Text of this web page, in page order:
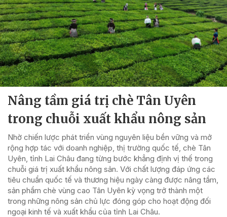
Nâng tầm giá trị chè Tân Uyên
trong chuỗi xuất khẩu nông sản
Nhờ chiến lược phát triển vùng nguyên liệu bền vững và mở
rộng hợp tác với doanh nghiệp, thị trường quốc tế, chè Tân
Uyên, tỉnh Lai Châu đang từng bước khẳng định vị thế trong
chuỗi giá trị xuất khẩu nông sản. Với chất lượng đáp ứng các
tiêu chuẩn quốc tế và thương hiệu ngày càng được nâng tầm,
sản phẩm chè vùng cao Tân Uyên kỳ vọng trở thành một
trong những nông sản chủ lực đóng góp cho hoạt động đối
ngoại kinh tế và xuất khẩu của tỉnh Lai Châu.